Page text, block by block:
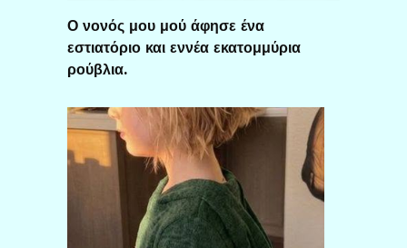
Ο νονός μου μού άφησε ένα
εστιατόριο και εννέα εκατομμύρια
ρούβλια.